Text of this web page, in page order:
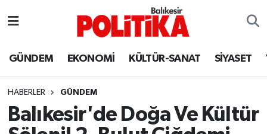
GÜNDEM EKONOMİ KÜLTÜR-SANAT SİYASET
HABERLER GÜNDEM
Balıkesir'de Doğa Ve Kültür
Ayvalık
Balya
Balıkesir Hava Durumu
Balıkesir Namaz Vakitleri